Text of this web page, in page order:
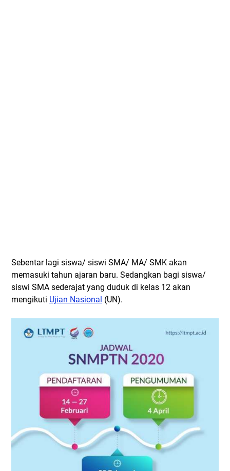
Sebentar lagi siswa/ siswi SMA/ MA/ SMK akan
memasuki tahun ajaran baru. Sedangkan bagi siswa/
siswi SMA sederajat yang duduk di kelas 12 akan
mengikuti Ujian Nasional (UN).